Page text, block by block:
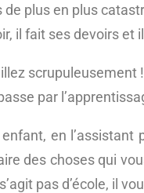
plus en plus
il fait ses devoirs et
scrupuleusement
par
en l’assistant
des choses qui
pas d’école, il